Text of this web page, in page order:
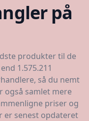
på
produkter til de
1.575.211
så du nemt
også samlet mere
priser og
er senest opdateret